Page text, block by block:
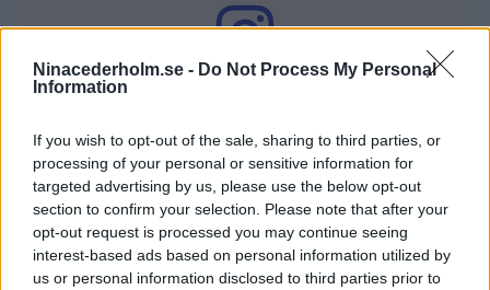
Ninacederholm.se - Do Not Process My Personal
Information
If you wish to opt-out of the sale, sharing to third parties, or
processing of your personal or sensitive information for
targeted advertising by us, please use the below opt-out
section to confirm your selection. Please note that after your
opt-out request is processed you may continue seeing
interest-based ads based on personal information utilized by
us or personal information disclosed to third parties prior to
Bakade du det här receptet?
fram emot att se vad du bakat!